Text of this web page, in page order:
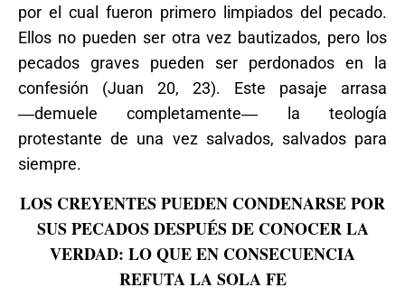
por el cual fueron primero limpiados del pecado.
Ellos no pueden ser otra vez bautizados, pero los
pecados graves pueden ser perdonados en la
confesión (Juan 20, 23). Este pasaje arrasa
―demuele completamente― la teología
protestante de una vez salvados, salvados para
siempre.
LOS CREYENTES PUEDEN CONDENARSE POR
SUS PECADOS DESPUÉS DE CONOCER LA
VERDAD: LO QUE EN CONSECUENCIA
REFUTA LA SOLA FE